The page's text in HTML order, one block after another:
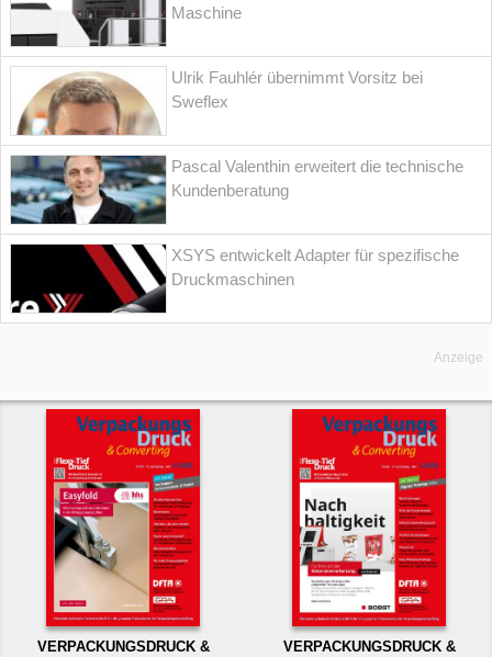
Maschine
Ulrik Fauhlér übernimmt Vorsitz bei
Sweflex
Pascal Valenthin erweitert die technische
Kundenberatung
XSYS entwickelt Adapter für spezifische
Druckmaschinen
Anzeige
VERPACKUNGSDRUCK &
VERPACKUNGSDRUCK &